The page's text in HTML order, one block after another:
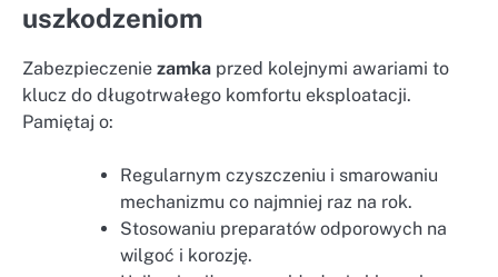
uszkodzeniom
Zabezpieczenie zamka przed kolejnymi awariami to
klucz do długotrwałego komfortu eksploatacji.
Pamiętaj o:
Regularnym czyszczeniu i smarowaniu
mechanizmu co najmniej raz na rok.
Stosowaniu preparatów odporowych na
wilgoć i korozję.